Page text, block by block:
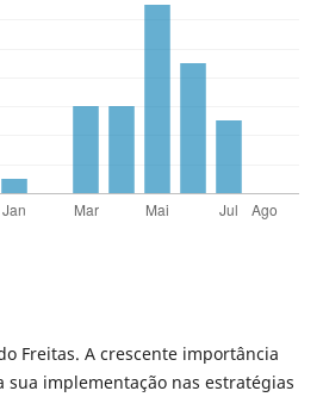
Freitas. A crescente importância
implementação nas estratégias